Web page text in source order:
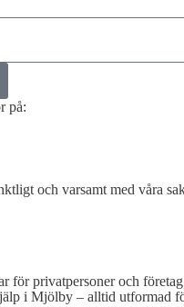
på:
och varsamt med våra
för privatpersoner och företag
i Mjölby – alltid utformad